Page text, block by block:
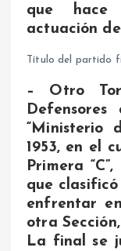
que
actuación
Título del partido
– Otro
“Ministerio
1953, en el
Primera
que
enfrentar
otra
La final se